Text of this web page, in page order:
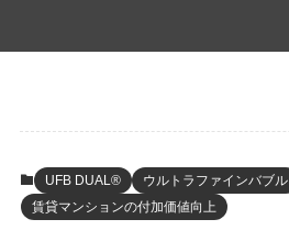
UFB DUAL® ウルトラファインバブル
賃貸マンションの付加価値向上